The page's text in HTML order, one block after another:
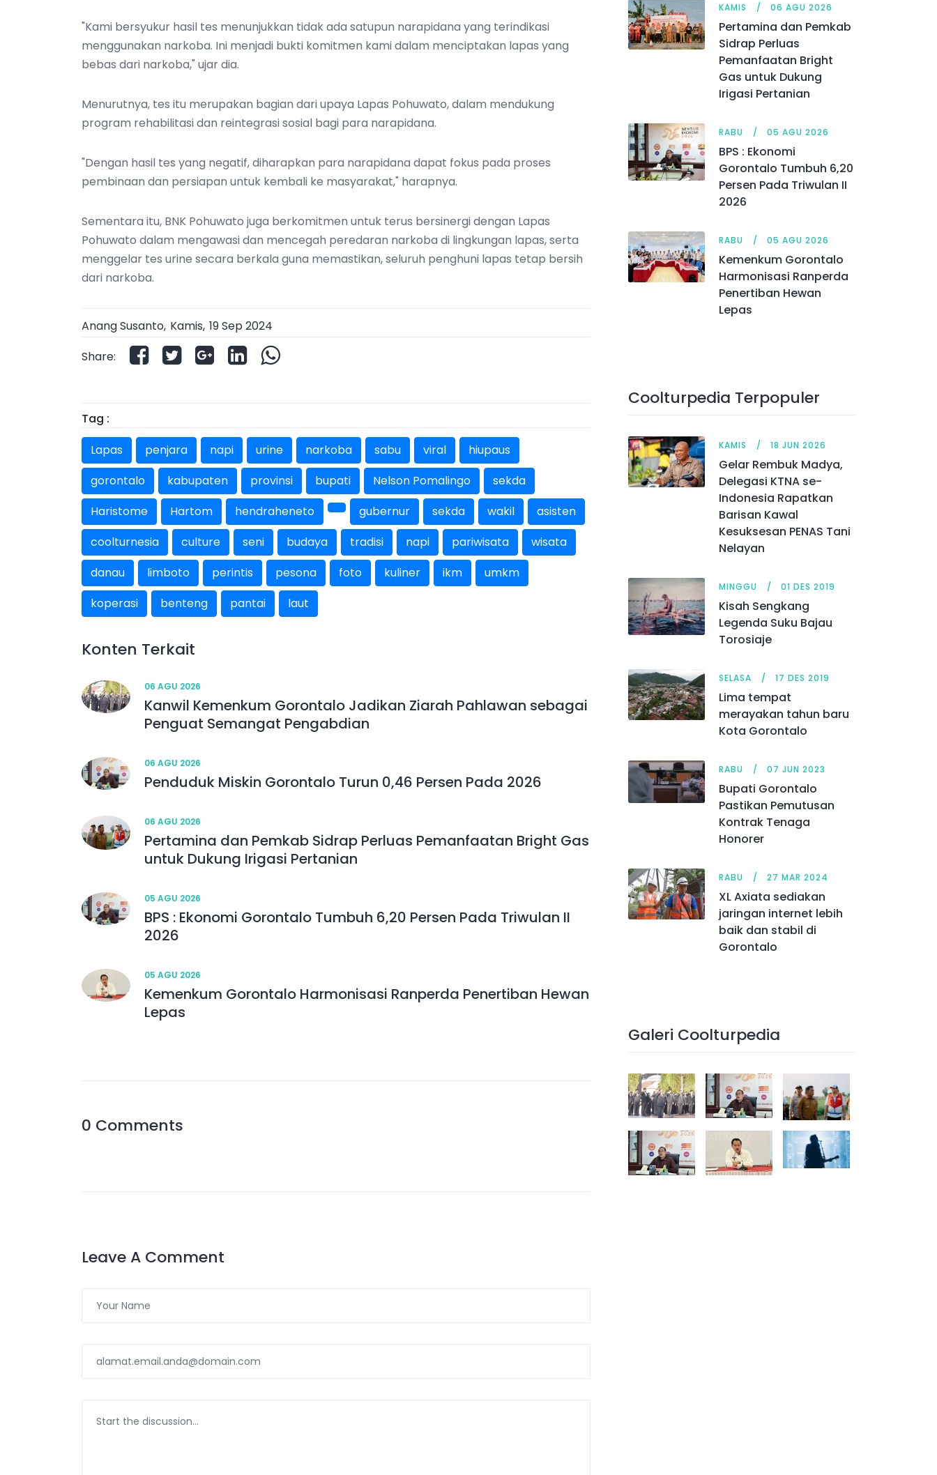
"Kami bersyukur hasil tes menunjukkan tidak ada satupun narapidana yang terindikasi
menggunakan narkoba. Ini menjadi bukti komitmen kami dalam menciptakan lapas yang
bebas dari narkoba," ujar dia.
Menurutnya, tes itu merupakan bagian dari upaya Lapas Pohuwato, dalam mendukung
program rehabilitasi dan reintegrasi sosial bagi para narapidana.
"Dengan hasil tes yang negatif, diharapkan para narapidana dapat fokus pada proses
pembinaan dan persiapan untuk kembali ke masyarakat," harapnya.
Sementara itu, BNK Pohuwato juga berkomitmen untuk terus bersinergi dengan Lapas
Pohuwato dalam mengawasi dan mencegah peredaran narkoba di lingkungan lapas, serta
menggelar tes urine secara berkala guna memastikan, seluruh penghuni lapas tetap bersih
dari narkoba.
Anang Susanto, Kamis, 19 Sep 2024
Share:
Tag :
Lapas
penjara napi urine narkoba sabu viral
hiupaus
gorontalo
kabupaten provinsi bupati Nelson Pomalingo
sekda
Haristome
Hartom hendraheneto gubernur sekda wakil
asisten
coolturnesia
culture seni budaya tradisi napi pariwisata
wisata
danau
limboto perintis pesona foto kuliner ikm
umkm
koperasi
benteng pantai laut
Konten Terkait
06 AGU 2026
Kanwil Kemenkum Gorontalo Jadikan Ziarah Pahlawan sebagai
Penguat Semangat Pengabdian
06 AGU 2026
Penduduk Miskin Gorontalo Turun 0,46 Persen Pada 2026
06 AGU 2026
Pertamina dan Pemkab Sidrap Perluas Pemanfaatan Bright Gas
untuk Dukung Irigasi Pertanian
05 AGU 2026
BPS : Ekonomi Gorontalo Tumbuh 6,20 Persen Pada Triwulan II
2026
05 AGU 2026
Kemenkum Gorontalo Harmonisasi Ranperda Penertiban Hewan
Lepas
0 Comments
Leave A Comment
KAMIS 06 AGU 2026
Pertamina dan Pemkab
Sidrap Perluas
Pemanfaatan Bright
Gas untuk Dukung
Irigasi Pertanian
RABU 05 AGU 2026
BPS : Ekonomi
Gorontalo Tumbuh 6,20
Persen Pada Triwulan II
2026
RABU 05 AGU 2026
Kemenkum Gorontalo
Harmonisasi Ranperda
Penertiban Hewan
Lepas
Coolturpedia Terpopuler
KAMIS 18 JUN 2026
Gelar Rembuk Madya,
Delegasi KTNA se-
Indonesia Rapatkan
Barisan Kawal
Kesuksesan PENAS Tani
Nelayan
MINGGU 01 DES 2019
Kisah Sengkang
Legenda Suku Bajau
Torosiaje
SELASA 17 DES 2019
Lima tempat
merayakan tahun baru
Kota Gorontalo
RABU 07 JUN 2023
Bupati Gorontalo
Pastikan Pemutusan
Kontrak Tenaga
Honorer
RABU 27 MAR 2024
XL Axiata sediakan
jaringan internet lebih
baik dan stabil di
Gorontalo
Galeri Coolturpedia